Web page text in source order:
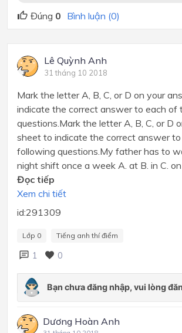
Đúng 0 Bình luận (0)
Lê Quỳnh Anh
31 tháng 10 2018
Mark the letter A, B, C, or D on your
indicate the correct answer to each of
questions.Mark the letter A, B, C, or D
sheet to indicate the correct answer
following questions.My father has to
night shift once a week A. at B. in C.
Đọc tiếp
Xem chi tiết
id:291309
Lớp 0 Tiếng anh thí điểm
1 0
Dương Hoàn Anh